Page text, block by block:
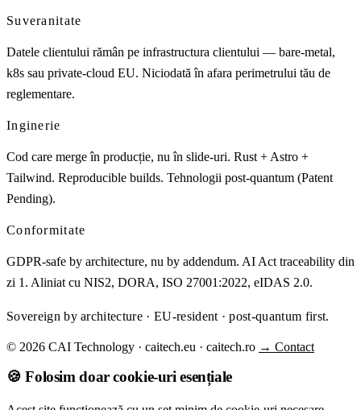
Suveranitate
Datele clientului rămân pe infrastructura clientului — bare-metal,
k8s sau private-cloud EU. Niciodată în afara perimetrului tău de
reglementare.
Inginerie
Cod care merge în producție, nu în slide-uri. Rust + Astro +
Tailwind. Reproducible builds. Tehnologii post-quantum (Patent
Pending).
Conformitate
GDPR-safe by architecture, nu by addendum. AI Act traceability din
zi 1. Aliniat cu NIS2, DORA, ISO 27001:2022, eIDAS 2.0.
Sovereign by architecture · EU-resident · post-quantum first.
© 2026 CAI Technology · caitech.eu · caitech.ro → Contact
🍪 Folosim doar cookie-uri esențiale